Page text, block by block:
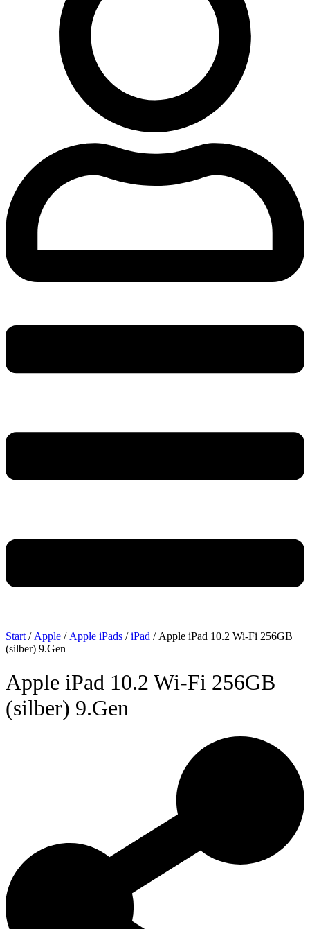
Start / Apple / Apple iPads /iPad / Apple iPad 10.2 Wi-Fi 256GB
(silber) 9.Gen
Apple iPad 10.2 Wi-Fi 256GB
(silber) 9.Gen